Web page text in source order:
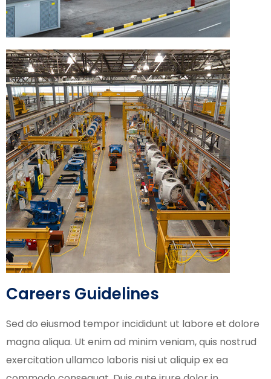
Careers Guidelines
Sed do eiusmod tempor incididunt ut labore et dolore
magna aliqua. Ut enim ad minim veniam, quis nostrud
exercitation ullamco laboris nisi ut aliquip ex ea